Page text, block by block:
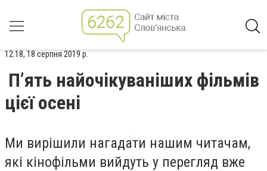
12:18, 18 серпня 2019 р.
П’ять найочікуваніших фільмів
цієї осені
Ми вирішили нагадати нашим читачам,
які кінофільми вийдуть у перегляд вже